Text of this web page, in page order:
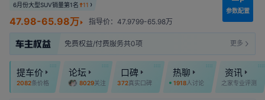
6月份大型SUV销量第1名 11
47.98-65.98万 指导价：47.9799-65.98万
参数配置
最近推送时间 2026年7月29日
免费权益/付费服务共0项 更多
提车价
2082条价格
论坛
8029关注
口碑
372真实口碑
热聊
1918人讨论
资讯
之家专业评测